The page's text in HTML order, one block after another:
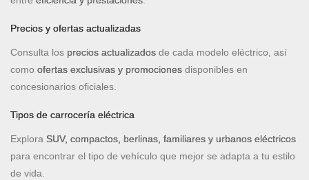
Precios y ofertas actualizadas
Consulta los precios actualizados de cada modelo eléctrico, así
como ofertas exclusivas y promociones disponibles en
concesionarios oficiales.
Tipos de carrocería eléctrica
Explora SUV, compactos, berlinas, familiares y urbanos eléctricos
para encontrar el tipo de vehículo que mejor se adapta a tu estilo
de vida.